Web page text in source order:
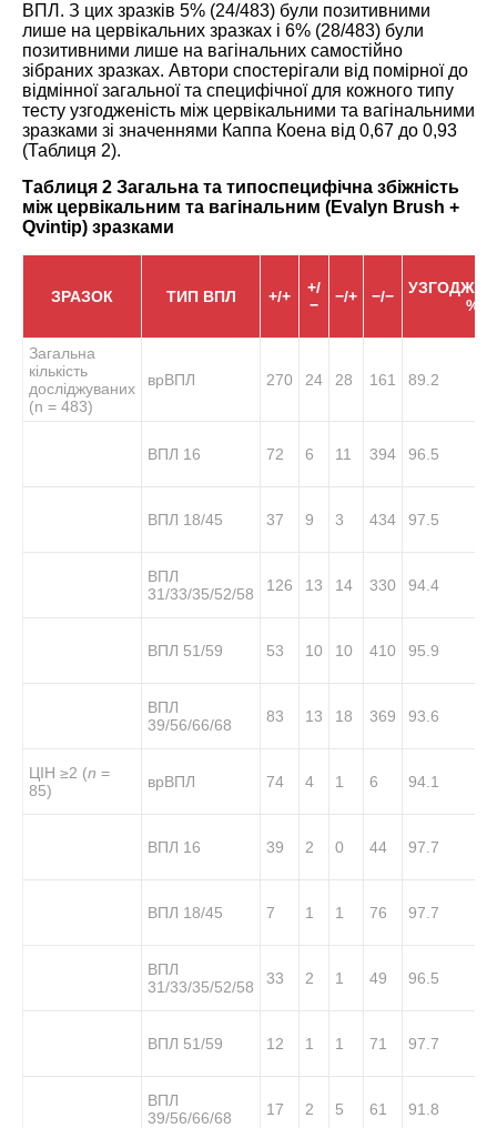
ВПЛ. З цих зразків 5% (24/483) були позитивними
лише на цервікальних зразках і 6% (28/483) були
позитивними лише на вагінальних самостійно
зібраних зразках. Автори спостерігали від помірної до
відмінної загальної та специфічної для кожного типу
тесту узгодженість між цервікальними та вагінальними
зразками зі значеннями Каппа Коена від 0,67 до 0,93
(Таблиця 2).
Таблиця 2 Загальна та типоспецифічна збіжність
між цервікальним та вагінальним (Evalyn Brush +
Qvintip) зразками
ЗРАЗОК ТИП ВПЛ +/+
+/
−
−/+ −/−
%
Загальна
кількість
досліджуваних
(n = 483)
врВПЛ 270 24 28 161 89.2
ВПЛ 16 72 6 11 394 96.5
ВПЛ 18/45 37 9 3 434 97.5
ВПЛ
31/33/35/52/58
126 13 14 330 94.4
ВПЛ 51/59 53 10 10 410 95.9
ВПЛ
39/56/66/68
83 13 18 369 93.6
ЦІН ≥2 (n =
85)
врВПЛ 74 4 1 6 94.1
ВПЛ 16 39 2 0 44 97.7
ВПЛ 18/45 7 1 1 76 97.7
ВПЛ
31/33/35/52/58
33 2 1 49 96.5
ВПЛ 51/59 12 1 1 71 97.7
ВПЛ
39/56/66/68
17 2 5 61 91.8